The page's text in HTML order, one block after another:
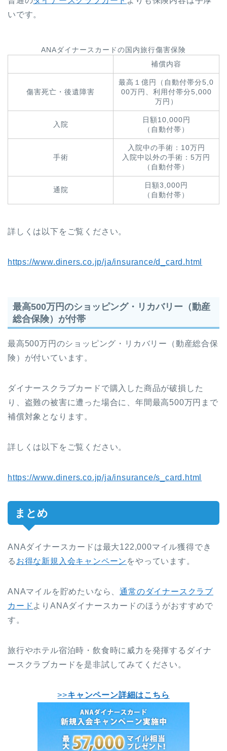
いです。
ANAダイナースカードの国内旅行傷害保険
補償内容
傷害死亡・後遺障害
最高１億円（自動付帯分5,0
00万円、利用付帯分5,000
万円）
入院
日額10,000円
（自動付帯）
手術
入院中の手術：10万円
入院中以外の手術：5万円
（自動付帯）
通院
日額3,000円
（自動付帯）
詳しくは以下をご覧ください。
https://www.diners.co.jp/ja/insurance/d_card.html
最高500万円のショッピング・リカバリー（動産
総合保険）が付帯
最高500万円のショッピング・リカバリー（動産総合保
険）が付いています。
ダイナースクラブカードで購入した商品が破損した
り、盗難の被害に遭った場合に、年間最高500万円まで
補償対象となります。
詳しくは以下をご覧ください。
https://www.diners.co.jp/ja/insurance/s_card.html
まとめ
ANAダイナースカードは最大122,000マイル獲得でき
る お得な新規入会キャンペーン をやっています。
ANAマイルを貯めたいなら、通常のダイナースクラブ
カード よりANAダイナースカードのほうがおすすめで
す。
旅行やホテル宿泊時・飲食時に威力を発揮するダイナ
ースクラブカードを是非試してみてください。
>>キャンペーン詳細はこちら